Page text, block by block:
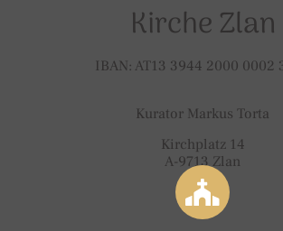
Kirche Zlan
IBAN: AT13 3944 2000 0002
Kurator Markus Torta
Kirchplatz 14
A-9713 Zlan